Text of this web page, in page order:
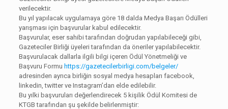
verilecektir.
Bu yıl yapılacak uygulamaya göre 18 dalda Medya Başarı Ödülleri
yarışması için başvurular kabul edilecektir.
Başvurular, eser sahibi tarafından doğrudan yapılabileceği gibi,
Gazeteciler Birliği üyeleri tarafından da öneriler yapılabilecektir.
Başvurulacak dallarla ilgili bilgi içeren Ödül Yönetmeliği ve
Başvuru Formu https://gazetecilerbirligi.com/belgeler/
adresinden ayrıca birliğin sosyal medya hesapları facebook,
linkedin, twitter ve Instagram’dan elde edilebilir.
Bu yılki başvuruları değerlendirecek 5 kişilik Ödül Komitesi de
KTGB tarafından şu şekilde belirlenmiştir: